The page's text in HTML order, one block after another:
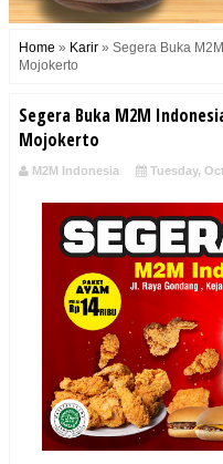
Home » Karir » Segera Buka
Mojokerto
Segera Buka M2M
Mojokerto
M2M Indonesia Tuesday,